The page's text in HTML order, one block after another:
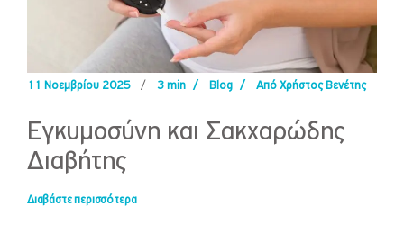
11 Νοεμβρίου 2025 / 3 min / Blog / Από Χρήστος Βενέτης
Εγκυμοσύνη και Σακχαρώδης
Διαβήτης
Διαβάστε περισσότερα